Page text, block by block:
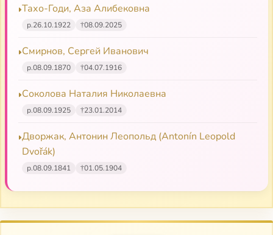
Тахо-Годи, Аза Алибековна
р.26.10.1922 †08.09.2025
Смирнов, Сергей Иванович
р.08.09.1870 †04.07.1916
Соколова Наталия Николаевна
р.08.09.1925 †23.01.2014
Дворжак, Антонин Леопольд (Antonín Leopold
Dvořák)
р.08.09.1841 †01.05.1904